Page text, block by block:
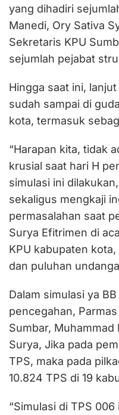
yang dihadiri
Manedi, Ory Sativa
Sekretaris KPU
sejumlah pejabat
Hingga saat ini,
sudah sampai di
kota, termasuk
“Harapan kita, tidak
krusial saat hari H
simulasi ini
sekaligus mengkaji
permasalahan saat
Surya Efitrimen di
KPU kabupaten
dan puluhan
Dalam simulasi ya
pencegahan,
Sumbar,
Surya, Jika pada
TPS, maka pada
10.824 TPS di 19
“Simulasi di TPS